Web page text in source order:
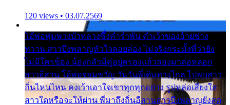
120 views • 03.07.2569
โอ้พ่อพุ่มพวงบัวหลวงซึ้งคำรำพัน คำเว้าของอ้ายช่าง
หวาน สาวบึงพลาญหัวใจลอยล่อง ไม่จริงกระมั้งที่ว่ายัง
ไม่มีใครข้อง น้องกลัวมีคู่อยู่ครองแล้วลองมาล่อหลอก
สาวอีสาน โอ้พ่อจอมขวัญ วันวันพี่เดินทางไกล ไปพบสาว
ถิ่นไหนไหน คงเว้าเอาใจเขาทุกทุกอย่าง รูปหล่อเสียงใส
สาวใดหรือจะให้ผ่าน พี่มาถึงถิ่นอีสานสาวบึงพลาญยังสุด